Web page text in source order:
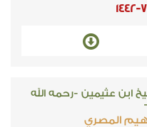
1442-
عثيمين -رحمه الله
المصري